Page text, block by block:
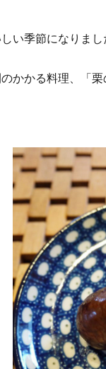
い季節になりまし
かかる料理、「栗